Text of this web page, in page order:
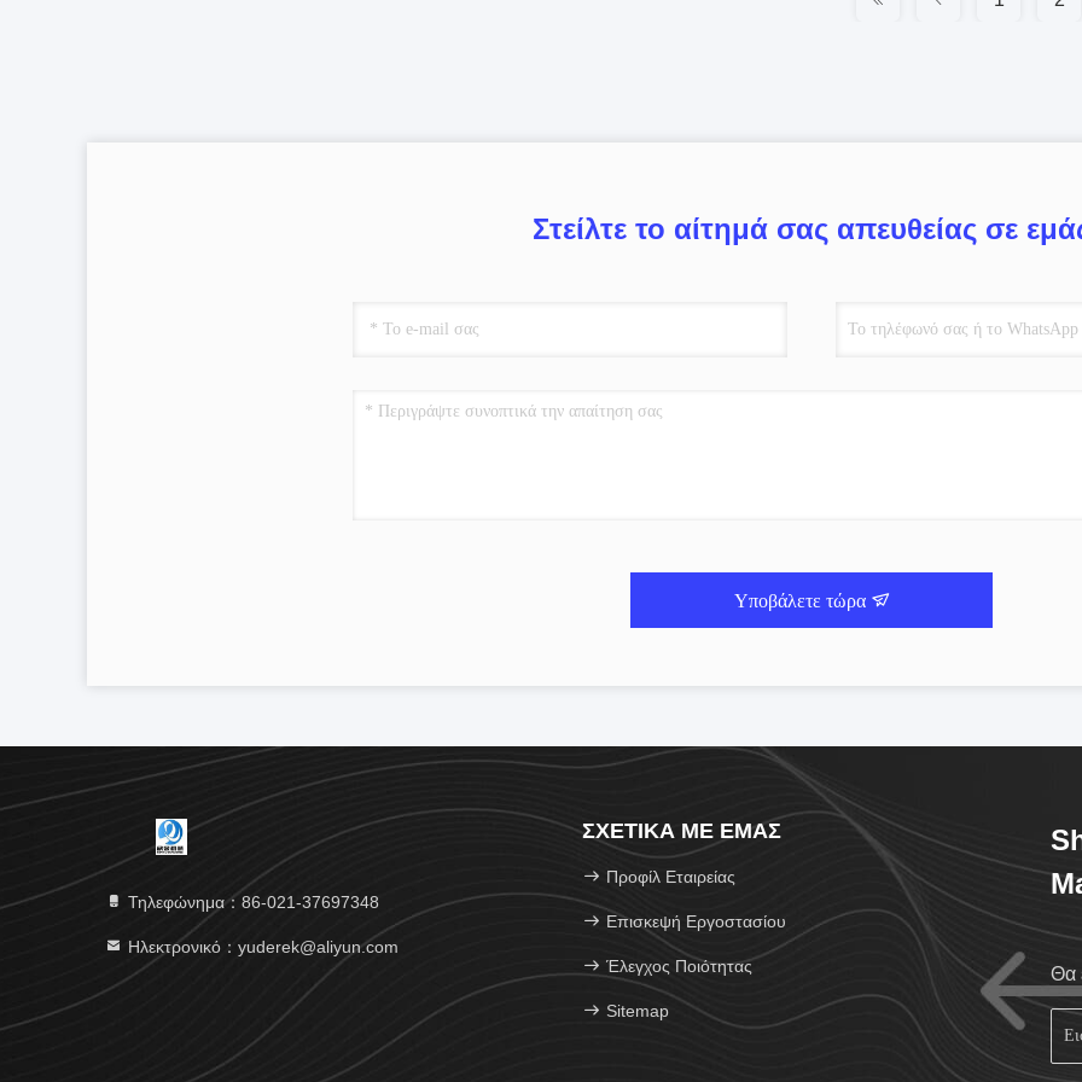
Στείλτε το αίτημά σας απευθείας σε
Υποβάλετε τώρα
Τηλεφώνημα：86-021-37697348
Ηλεκτρονικό：yuderek@aliyun.com
ΣΧΕΤΙΚΆ ΜΕ ΕΜΆΣ
Προφίλ Εταιρείας
Επισκεψή Εργοστασίου
Έλεγχος Ποιότητας
Sitemap
Θα